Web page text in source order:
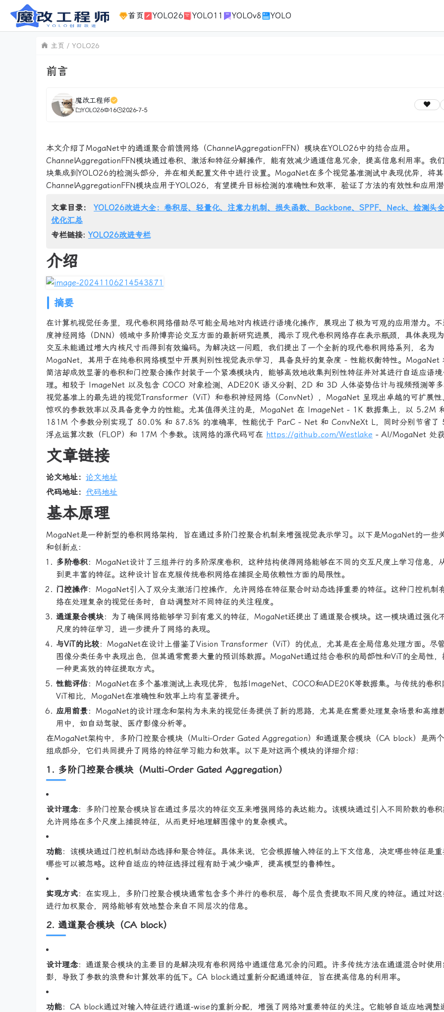
首页 YOLO26 YOLO11 YOLOv8 YOLO
主页 YOLO26
前言
魔改工程师
YOLO26 16 2026-7-5
本文介绍了MogaNet中的通道聚合前馈网络（ChannelAggregationFFN）模块在YOLO26中的结合应用。
ChannelAggregationFFN模块通过卷积、激活和特征分解操作，能有效减少通道信息冗余，提高信息利用率。我
块集成到YOLO26的检测头部分，并在相关配置文件中进行设置。MogaNet在多个视觉基准测试中表现优异，将其
ChannelAggregationFFN模块应用于YOLO26，有望提升目标检测的准确性和效率，验证了方法的有效性和应用潜
文章目录： YOLO26改进大全：卷积层、轻量化、注意力机制、损失函数、Backbone、SPPF、Neck、检测头
优化汇总
专栏链接: YOLO26改进专栏
介绍
摘要
在计算机视觉任务里，现代卷积网络借助尽可能全局地对内核进行语境化操作，展现出了极为可观的应用潜力。
度神经网络（DNN）领域中多阶博弈论交互方面的最新研究进展，揭示了现代卷积网络存在表示瓶颈，具体表现
交互未能通过增大内核尺寸而得到有效编码。为解决这一问题，我们提出了一个全新的现代卷积网络系列，名为
MogaNet，其用于在纯卷积网络模型中开展判别性视觉表示学习，具备良好的复杂度 - 性能权衡特性。MogaNet
简洁却成效显著的卷积和门控聚合操作封装于一个紧凑模块内，能够高效地收集判别性特征并对其进行自适应语境
理。相较于 ImageNet 以及包含 COCO 对象检测、ADE20K 语义分割、2D 和 3D 人体姿势估计与视频预测等
视觉基准上的最先进的视觉Transformer（ViT）和卷积神经网络（ConvNet），MogaNet 呈现出卓越的可扩展性
惊叹的参数效率以及具备竞争力的性能。尤其值得关注的是，MogaNet 在 ImageNet - 1K 数据集上，以 5.2M
181M 个参数分别实现了 80.0% 和 87.8% 的准确率，性能优于 ParC - Net 和 ConvNeXt L，同时分别节省了
浮点运算次数（FLOP）和 17M 个参数。该网络的源代码可在 https://github.com/Westlake - AI/MogaNet 处获
文章链接
论文地址： 论文地址
代码地址： 代码地址
基本原理
MogaNet是一种新型的卷积网络架构，旨在通过多阶门控聚合机制来增强视觉表示学习。以下是MogaNet的一些
和创新点：
多阶卷积：MogaNet设计了三组并行的多阶深度卷积，这种结构使得网络能够在不同的交互尺度上学习信息，
到更丰富的特征。这种设计旨在克服传统卷积网络在捕捉全局依赖性方面的局限性。
门控操作：MogaNet引入了双分支激活门控操作，允许网络在特征聚合时动态选择重要的特征。这种门控机制
络在处理复杂的视觉任务时，自动调整对不同特征的关注程度。
通道聚合模块：为了确保网络能够学习到有意义的特征，MogaNet还提出了通道聚合模块。这一模块通过强化
尺度的特征学习，进一步提升了网络的表现。
与ViT的比较：MogaNet在设计上借鉴了Vision Transformer（ViT）的优点，尤其是在全局信息处理方面。尽
图像分类任务中表现出色，但其通常需要大量的预训练数据。MogaNet通过结合卷积的局部性和ViT的全局性，
一种更高效的特征提取方式。
性能评估：MogaNet在多个基准测试上表现优异，包括ImageNet、COCO和ADE20K等数据集。与传统的卷积
ViT相比，MogaNet在准确性和效率上均有显著提升。
应用前景：MogaNet的设计理念和架构为未来的视觉任务提供了新的思路，尤其是在需要处理复杂场景和高维
用中，如自动驾驶、医疗影像分析等。
在MogaNet架构中，多阶门控聚合模块（Multi-Order Gated Aggregation）和通道聚合模块（CA block）是两
组成部分，它们共同提升了网络的特征学习能力和效率。以下是对这两个模块的详细介绍：
1. 多阶门控聚合模块（Multi-Order Gated Aggregation）
设计理念：多阶门控聚合模块旨在通过多层次的特征交互来增强网络的表达能力。该模块通过引入不同阶数的卷积
允许网络在多个尺度上捕捉特征，从而更好地理解图像中的复杂模式。
功能：该模块通过门控机制动态选择和聚合特征。具体来说，它会根据输入特征的上下文信息，决定哪些特征是重
哪些可以被忽略。这种自适应的特征选择过程有助于减少噪声，提高模型的鲁棒性。
实现方式：在实现上，多阶门控聚合模块通常包含多个并行的卷积层，每个层负责提取不同尺度的特征。通过对
进行加权聚合，网络能够有效地整合来自不同层次的信息。
2. 通道聚合模块（CA block）
设计理念：通道聚合模块的主要目的是解决现有卷积网络中通道信息冗余的问题。许多传统方法在通道混合时使
影，导致了参数的浪费和计算效率的低下。CA block通过重新分配通道特征，旨在提高信息的利用率。
功能：CA block通过对输入特征进行通道-wise的重新分配，增强了网络对重要特征的关注。它能够自适应地调整